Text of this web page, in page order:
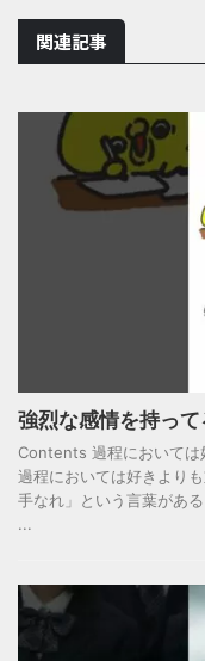
関連記事
強烈な感情を持っ
Contents 過程においては
過程においては好きより
手なれ」という言葉があ
...